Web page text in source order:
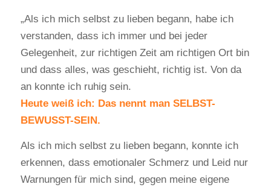
„Als ich mich selbst zu lieben begann, habe ich
verstanden, dass ich immer und bei jeder
Gelegenheit, zur richtigen Zeit am richtigen Ort bin
und dass alles, was geschieht, richtig ist. Von da
an konnte ich ruhig sein.
Heute weiß ich: Das nennt man SELBST-
BEWUSST-SEIN.
Als ich mich selbst zu lieben begann, konnte ich
erkennen, dass emotionaler Schmerz und Leid nur
Warnungen für mich sind, gegen meine eigene